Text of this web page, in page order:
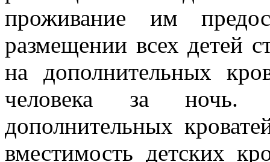
проживание им
размещении всех детей
на дополнительных
человека за ночь.
дополнительных
вместимость детских